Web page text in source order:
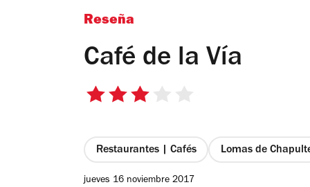
Reseña
Café de la Vía
3
estrellas
Restaurantes | Cafés Lomas de
jueves 16 noviembre 2017